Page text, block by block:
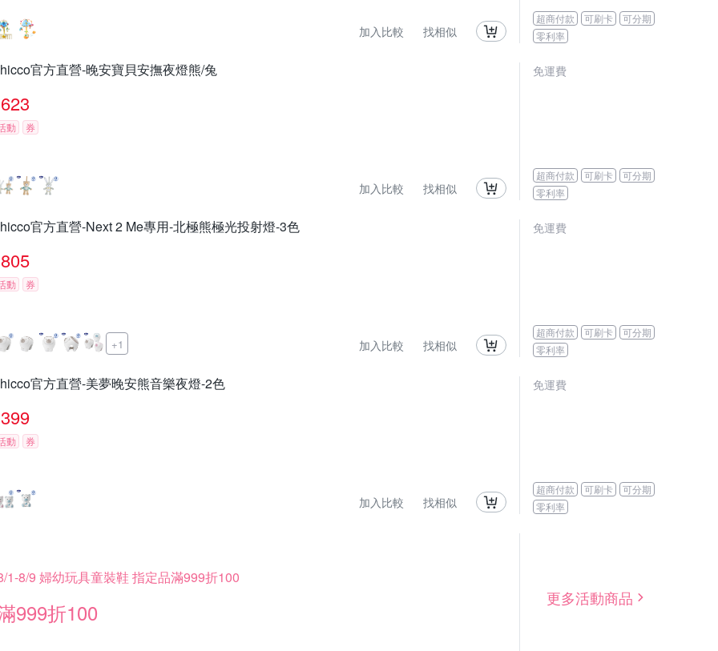
加入比較 找相似
超商付款 可刷卡
可分期
零利率
官方直營-晚安寶貝安撫夜燈熊/兔
623
動 券
加入比較 找相似
免運費
超商付款 可刷卡
可分期
零利率
官方直營-Next 2 Me專用-北極熊極光投射燈-3色
805
動 券
+1 加入比較 找相似
免運費
超商付款 可刷卡
可分期
零利率
官方直營-美夢晚安熊音樂夜燈-2色
399
動 券
加入比較 找相似
免運費
超商付款 可刷卡
可分期
零利率
1-8/9 婦幼玩具童裝鞋 指定品滿999折100
999折100
更多活動商品